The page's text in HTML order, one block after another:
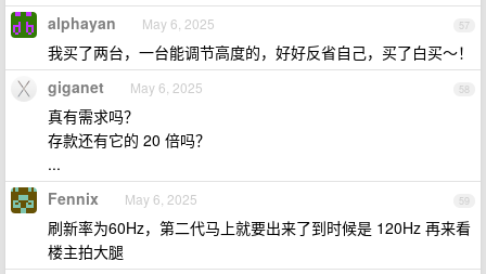
57
alphayan May 6, 2025
我买了两台，一台能调节高度的，好好反省自己，买了白买～！
58
giganet May 6, 2025
真有需求吗？
存款还有它的 20 倍吗？
...
59
Fennix May 6, 2025
刷新率为​​60Hz​​，第二代马上就要出来了到时候是 120Hz 再来看
楼主拍大腿